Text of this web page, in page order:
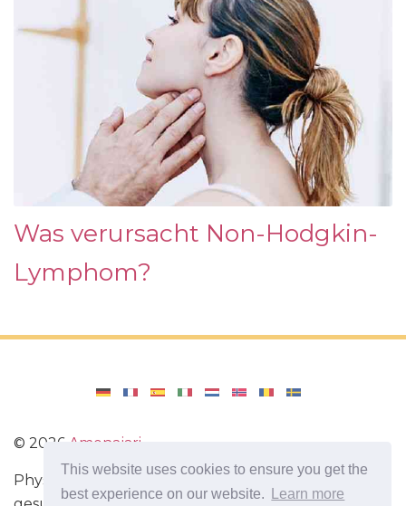
This website uses cookies to ensure you get the
best experience on our website.
Learn more
Was verursacht Non-Hodgkin-
Lymphom?
© 2026 Amenajari
Physische Übungen. Diäten und Rezepte für eine